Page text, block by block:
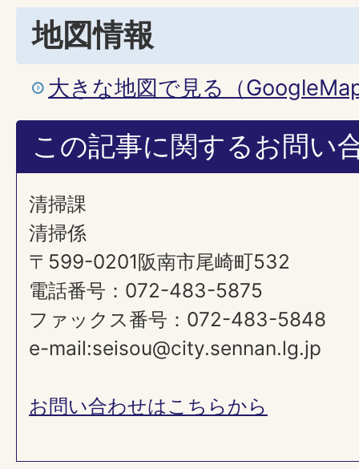
地図情報
大きな地図で見る（
この記事に関するお問い
清掃課
清掃係
〒599-0201阪南市尾崎町532
電話番号：072-483-5875
ファックス番号：072-483-5848
e-mail:seisou@city.sennan.lg.jp
お問い合わせはこちらから